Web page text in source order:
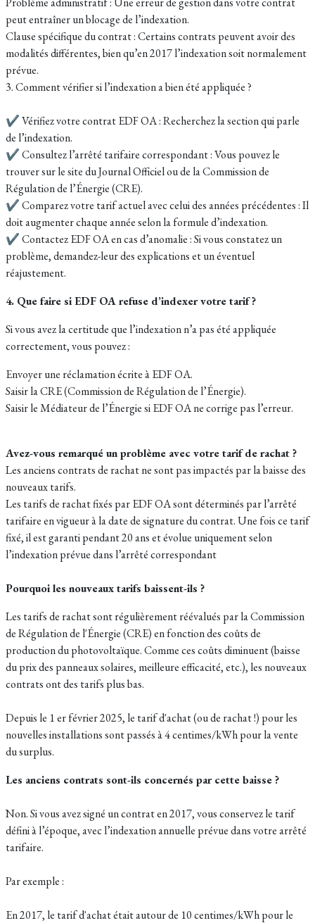
peut entraîner un blocage de l’indexation.
Clause spécifique du contrat : Certains contrats peuvent avoir des
modalités différentes, bien qu’en 2017 l’indexation soit normalement
prévue.
3. Comment vérifier si l’indexation a bien été appliquée ?
✔ Vérifiez votre contrat EDF OA : Recherchez la section qui parle
de l’indexation.
✔ Consultez l’arrêté tarifaire correspondant : Vous pouvez le
trouver sur le site du Journal Officiel ou de la Commission de
Régulation de l’Énergie (CRE).
✔ Comparez votre tarif actuel avec celui des années précédentes : Il
doit augmenter chaque année selon la formule d’indexation.
✔ Contactez EDF OA en cas d’anomalie : Si vous constatez un
problème, demandez-leur des explications et un éventuel
réajustement.
4. Que faire si EDF OA refuse d’indexer votre tarif ?
Si vous avez la certitude que l’indexation n’a pas été appliquée
correctement, vous pouvez :
Envoyer une réclamation écrite à EDF OA.
Saisir la CRE (Commission de Régulation de l’Énergie).
Saisir le Médiateur de l’Énergie si EDF OA ne corrige pas l’erreur.
Avez-vous remarqué un problème avec votre tarif de rachat ?
Les anciens contrats de rachat ne sont pas impactés par la baisse des
nouveaux tarifs.
Les tarifs de rachat fixés par EDF OA sont déterminés par l’arrêté
tarifaire en vigueur à la date de signature du contrat. Une fois ce tarif
fixé, il est garanti pendant 20 ans et évolue uniquement selon
l’indexation prévue dans l’arrêté correspondant
Pourquoi les nouveaux tarifs baissent-ils ?
Les tarifs de rachat sont régulièrement réévalués par la Commission
de Régulation de l'Énergie (CRE) en fonction des coûts de
production du photovoltaïque. Comme ces coûts diminuent (baisse
du prix des panneaux solaires, meilleure efficacité, etc.), les nouveaux
contrats ont des tarifs plus bas.
Depuis le 1 er février 2025, le tarif d'achat (ou de rachat !) pour les
nouvelles installations sont passés à 4 centimes/kWh pour la vente
du surplus.
Les anciens contrats sont-ils concernés par cette baisse ?
Non. Si vous avez signé un contrat en 2017, vous conservez le tarif
défini à l’époque, avec l’indexation annuelle prévue dans votre arrêté
tarifaire.
Par exemple :
En 2017, le tarif d'achat était autour de 10 centimes/kWh pour le